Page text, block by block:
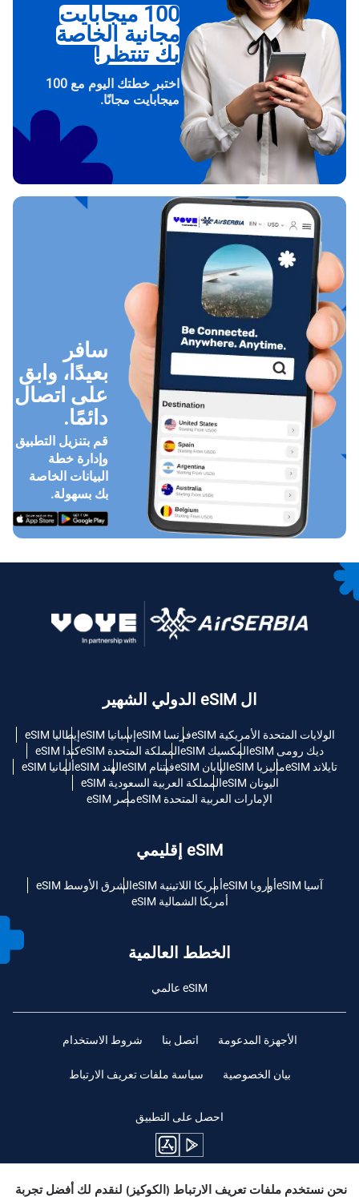
100 ميجابايت
مجانية الخاصة
بك تنتظر!
اختبر خطتك اليوم مع 100
ميجابايت مجانًا.
سافر
بعيدًا، وابق
على اتصال
دائمًا.
قم بتنزيل التطبيق
وإدارة خطة
البيانات الخاصة
بك بسهولة.
ال eSIM الدولي الشهير
الولايات المتحدة الأمريكية eSIM فرنسا eSIM إسبانيا eSIM
إيطاليا eSIM
ديك رومى eSIM
المكسيك eSIM المملكة المتحدة eSIM
كندا eSIM
تايلاند eSIM
ماليزيا eSIM اليابان eSIM فيتنام eSIM الهند eSIM
ألمانيا eSIM
اليونان eSIM
المملكة العربية السعودية eSIM
الإمارات العربية المتحدة eSIM
مصر eSIM
eSIM إقليمي
آسيا eSIM أوروبا eSIM أمريكا اللاتينية eSIM
الشرق الأوسط eSIM
أمريكا الشمالية eSIM
الخطط العالمية
eSIM عالمي
الأجهزة المدعومة اتصل بنا شروط الاستخدام
بيان الخصوصية سياسة ملفات تعريف الارتباط
احصل على التطبيق
ابقوا متابعين
نحن نستخدم ملفات تعريف الارتباط (الكوكيز) لنقدم لك أفضل تجربة